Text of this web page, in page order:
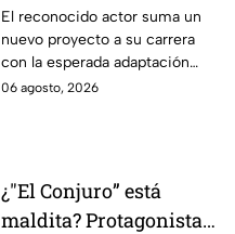
antes de morir: esto es
lo que se sabe hasta
ahora
El reconocido actor suma un
nuevo proyecto a su carrera
con la esperada adaptación
cinematográfica del popular
06 agosto, 2026
¿"El Conjuro” está
maldita? Protagonista